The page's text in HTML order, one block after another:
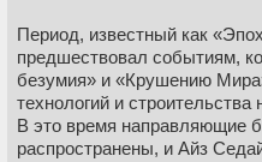
Период, известный как
предшествовал событиям,
безумия» и «Крушению
технологий и строительства
В это время направляющие
распространены, и Айз